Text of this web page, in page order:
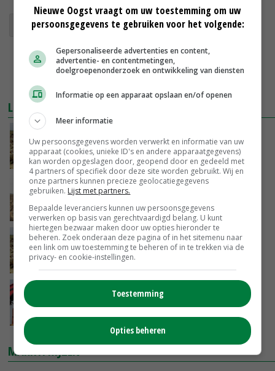
oogstramingscijfers cbs uien
LEES OOK
oogstraming
27-03-2018
Enquête: is de oogstraming nuttig of
overbodig?
20-03-2018
CDA bijt zich vast in oogstramingscijfers
Kabinet houdt vast aan oogstraming uien
13-03-2018
MARKTPRIJZEN
Nieuwe Oogst vraagt om uw toestemming om uw
persoonsgegevens te gebruiken voor het volgende:
Gepersonaliseerde advertenties en content,
advertentie- en contentmetingen,
doelgroepenonderzoek en ontwikkeling van diensten
Informatie op een apparaat opslaan en/of openen
Meer informatie
Uw persoonsgegevens worden verwerkt en informatie van uw
apparaat (cookies, unieke ID's en andere apparaatgegevens)
kan worden opgeslagen door, geopend door en gedeeld met
4 partners of specifiek door deze site worden gebruikt. Wij en
onze partners kunnen precieze geolocatiegegevens
gebruiken. Lijst met partners.
Bepaalde leveranciers kunnen uw persoonsgegevens
verwerken op basis van gerechtvaardigd belang. U kunt
hiertegen bezwaar maken door uw opties hieronder te
beheren. Zoek onderaan deze pagina of in het sitemenu naar
een link om uw toestemming te beheren of in te trekken via de
privacy- en cookie-instellingen.
Toestemming
Opties beheren